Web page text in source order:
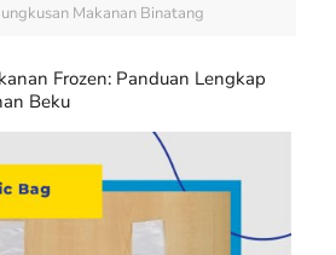
Makanan Binatang
Frozen: Panduan Lengkap
Beku